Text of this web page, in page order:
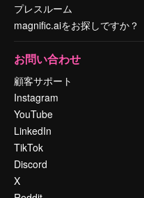
プレスルーム
magnific.aiをお探しですか？
お問い合わせ
顧客サポート
Instagram
YouTube
LinkedIn
TikTok
Discord
X